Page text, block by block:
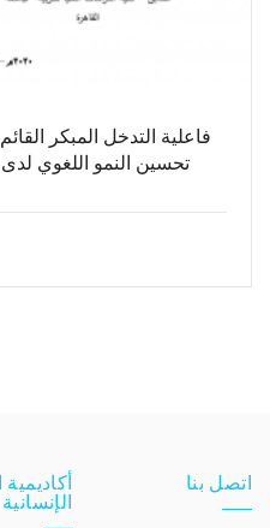
فاعلية التدخل المبكر
تحسين النمو اللغوي لدى
اتصل بنا
الإنسانية